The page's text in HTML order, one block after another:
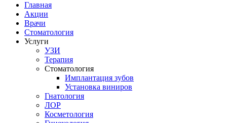
Главная
Акции
Врачи
Стоматология
Услуги
УЗИ
Терапия
Стоматология
Имплантация зубов
Установка виниров
Гнатология
ЛОР
Косметология